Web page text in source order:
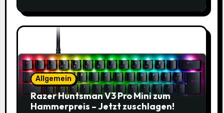
Allgemein
Razer Huntsman V3 Pro Mini zum
Hammerpreis – Jetzt zuschlagen!